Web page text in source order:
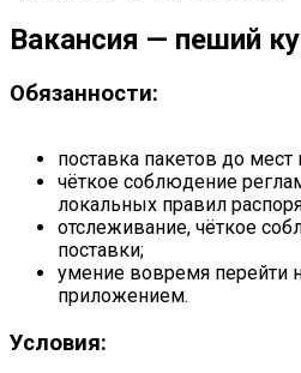
Вакансия — пеший
Обязанности:
поставка пакетов до
чёткое соблюдение
локальных правил
отслеживание, чёткое
поставки;
умение вовремя перейти
приложением.
Условия: